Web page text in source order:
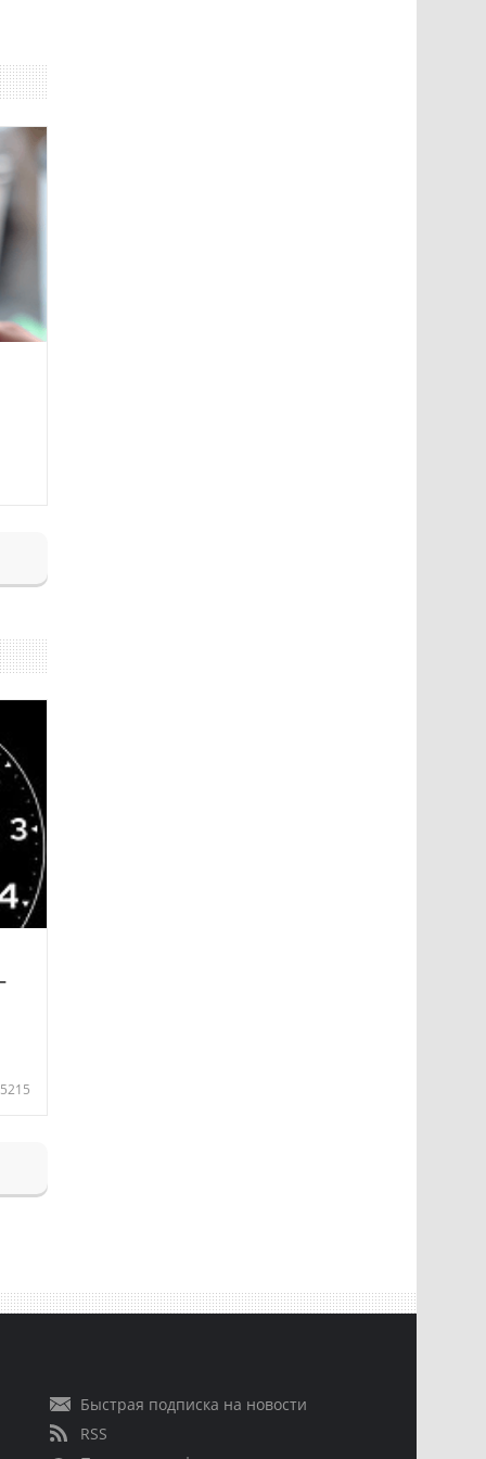
5215
Быстрая подписка на новости
RSS